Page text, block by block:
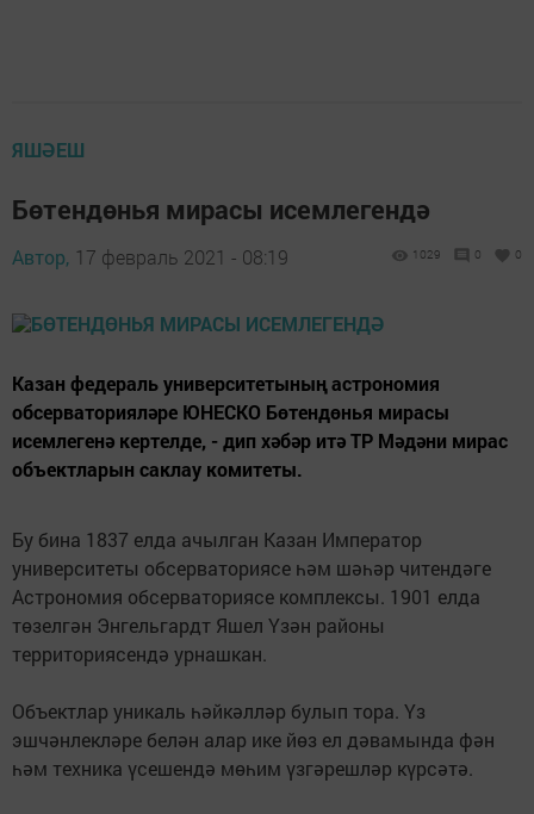
ЯШӘЕШ
Бөтендөнья мирасы исемлегендә
Автор, 17 февраль 2021 - 08:19 1029 0 0
Казан федераль университетының астрономия
обсерваторияләре ЮНЕСКО Бөтендөнья мирасы
исемлегенә кертелде, - дип хәбәр итә ТР Мәдәни мирас
объектларын саклау комитеты.
Бу бина 1837 елда ачылган Казан Император
университеты обсерваториясе һәм шәһәр читендәге
Астрономия обсерваториясе комплексы. 1901 елда
төзелгән Энгельгардт Яшел Үзән районы
территориясендә урнашкан.
Объектлар уникаль һәйкәлләр булып тора. Үз
эшчәнлекләре белән алар ике йөз ел дәвамында фән
һәм техника үсешендә мөһим үзгәрешләр күрсәтә.